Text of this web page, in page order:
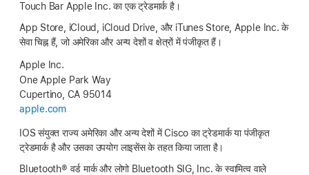
Touch Bar Apple Inc. का एक ट्रेडमार्क है।
App Store , iCloud, iCloud Drive, और iTunes Store, Apple Inc. के
सेवा चिह्न हैं, जो अमेरिका और अन्य देशों व क्षेत्रों में पंजीकृत हैं।
Apple Inc.
One Apple Park Way
Cupertino, CA 95014
apple.com
IOS संयुक्त राज्य अमेरिका और अन्य देशों में Cisco का ट्रेडमार्क या पंजीकृत
ट्रेडमार्क है और उसका उपयोग लाइसेंस के तहत किया जाता है।
Bluetooth® वर्ड मार्क और लोगो Bluetooth SIG, Inc. के स्वामित्व वाले